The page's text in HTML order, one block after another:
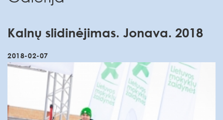
Kalnų slidinėjimas. Jonava. 2018
2018-02-07